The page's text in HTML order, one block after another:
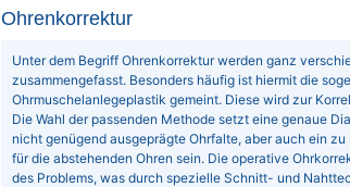
Ohrenkorrektur
Unter dem Begriff Ohrenkorrektur werden ganz
zusammengefasst. Besonders häufig ist hiermit die
Ohrmuschelanlegeplastik gemeint. Diese wird zur
Die Wahl der passenden Methode setzt eine genaue
nicht genügend ausgeprägte Ohrfalte, aber auch ein
für die abstehenden Ohren sein. Die operative
des Problems, was durch spezielle Schnitt- und